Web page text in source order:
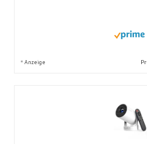
* Anzeige